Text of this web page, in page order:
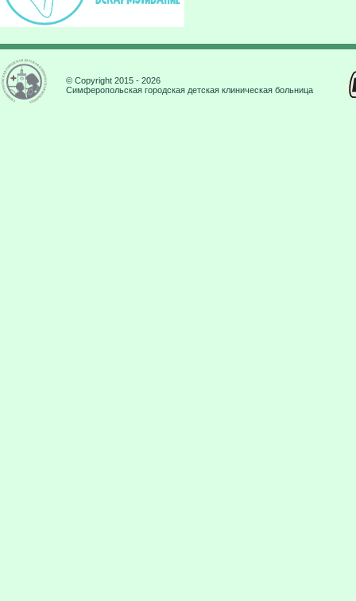
© Copyright 2015 - 2026
Симферопольская городская детская клиническая больница